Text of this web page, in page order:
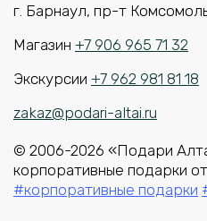
г. Барнаул, пр-т
Магазин +7 906 965 71 32
Экскурсии +7 962 981 81 18
zakaz@podari-altai.ru
© 2006-2026 «Подари
корпоративные подарки
#корпоративные подарки